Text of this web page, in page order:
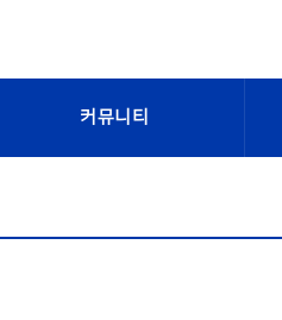
커뮤니티